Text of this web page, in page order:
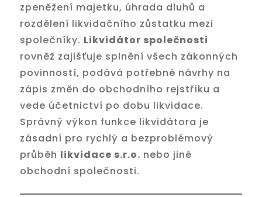
zpeněžení majetku, úhrada dluhů a
rozdělení likvidačního zůstatku mezi
společníky. Likvidátor společnosti
rovněž zajišťuje splnění všech zákonných
povinností, podává potřebné návrhy na
zápis změn do obchodního rejstříku a
vede účetnictví po dobu likvidace.
Správný výkon funkce likvidátora je
zásadní pro rychlý a bezproblémový
průběh likvidace s.r.o. nebo jiné
obchodní společnosti.